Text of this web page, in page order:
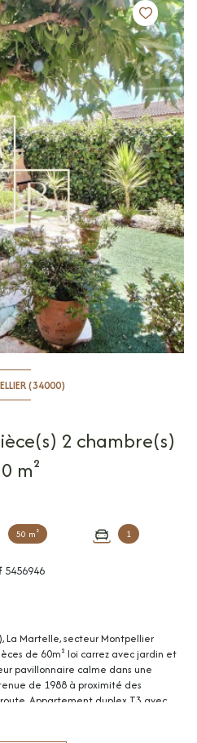
(34000)
60 m²
50 m² 1
5456946
La Martelle, secteur Montpellier
de 60m² loi carrez avec jardin et
pavillonnaire calme dans une
de 1988 à proximité des
Appartement duplex T3 avec